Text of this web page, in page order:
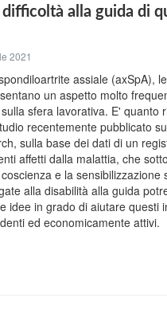
alla guida di
2021
assiale (axSpA),
un aspetto molto
sfera lavorativa. E' quanto
recentemente pubblicato
sulla base dei dati di un
affetti dalla malattia, che
e la sensibilizzazione
alla disabilità alla guida
idee in grado di aiutare questi
ed economicamente attivi.